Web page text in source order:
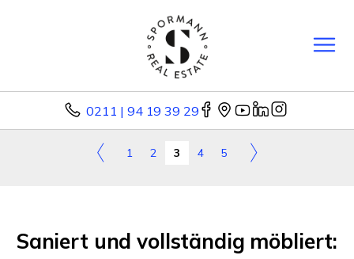
0211 | 94 19 39 29
1 2 3 4 5
Saniert und vollständig möbliert: